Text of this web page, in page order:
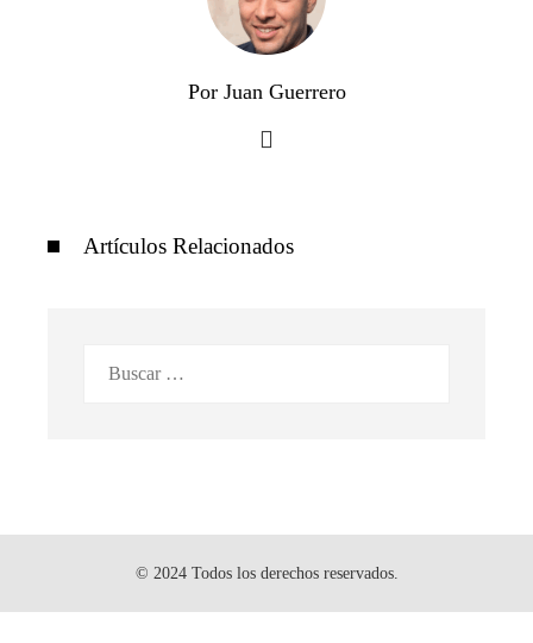
Por Juan Guerrero
Artículos Relacionados
© 2024 Todos los derechos reservados.